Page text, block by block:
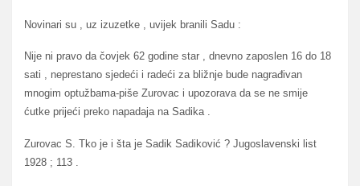
Novinari su , uz izuzetke , uvijek branili Sadu :
Nije ni pravo da čovjek 62 godine star , dnevno zaposlen 16 do 18
sati , neprestano sjedeći i radeći za bližnje bude nagrađivan
mnogim optužbama-piše Zurovac i upozorava da se ne smije
ćutke prijeći preko napadaja na Sadika .
Zurovac S. Tko je i šta je Sadik Sadiković ? Jugoslavenski list
1928 ; 113 .